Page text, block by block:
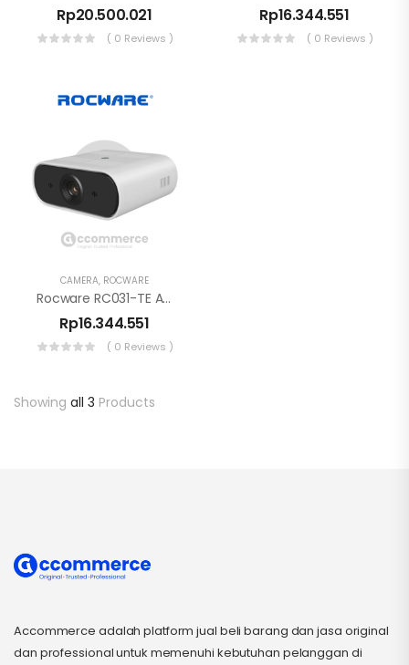
Rp20.500.021
( 0 Reviews )
Rp16.344.551
( 0 Reviews )
CAMERA, ROCWARE
Rocware RC031-TE AI Tracking Camera 4K
Rp16.344.551
( 0 Reviews )
Showing all 3 Products
Accommerce adalah platform jual beli barang dan jasa original
dan professional untuk memenuhi kebutuhan pelanggan di